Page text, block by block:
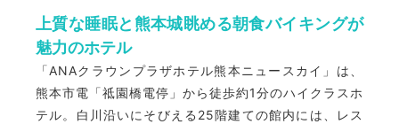
上質な睡眠と熊本城眺める朝食バイキングが
魅力のホテル
「ANAクラウンプラザホテル熊本ニュースカイ」は、
熊本市電「祗園橋電停」から徒歩約1分のハイクラスホ
テル。白川沿いにそびえる25階建ての館内には、レス